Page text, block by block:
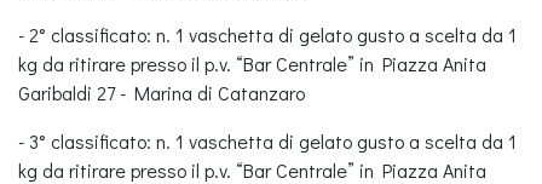
- 2° classificato: n. 1 vaschetta di gelato gusto a scelta da 1
kg da ritirare presso il p.v. “Bar Centrale” in Piazza Anita
Garibaldi 27 - Marina di Catanzaro
- 3° classificato: n. 1 vaschetta di gelato gusto a scelta da 1
kg da ritirare presso il p.v. “Bar Centrale” in Piazza Anita